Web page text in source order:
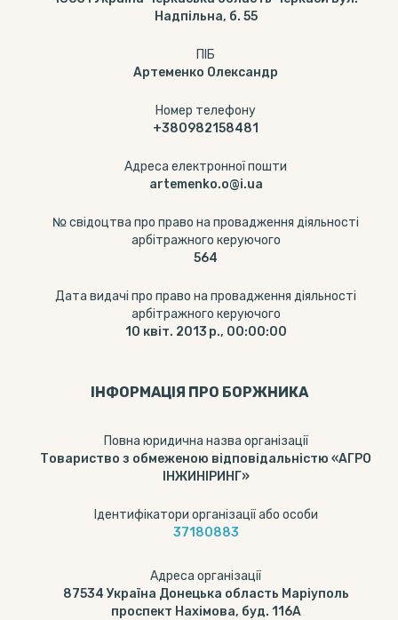
Надпільна, б. 55
ПІБ
Артеменко Олександр
Номер телефону
+380982158481
Адреса електронної пошти
artemenko.o@i.ua
№ свідоцтва про право на провадження діяльності
арбітражного керуючого
564
Дата видачі про право на провадження діяльності
арбітражного керуючого
10 квіт. 2013 р., 00:00:00
ІНФОРМАЦІЯ ПРО БОРЖНИКА
Повна юридична назва організації
Товариство з обмеженою відповідальністю «АГРО
ІНЖИНІРИНГ»
Ідентифікатори організації або особи
37180883
Адреса організації
87534 Україна Донецька область Маріуполь
проспект Нахімова, буд. 116А